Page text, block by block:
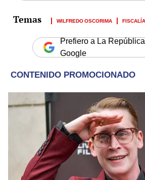
WILFREDO OSCORIMA FISCALÍA
Prefiero a La
Google